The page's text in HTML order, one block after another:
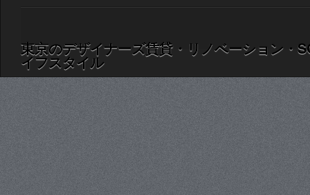
東京のデザイナーズ賃貸・リノベーション・
イフスタイル